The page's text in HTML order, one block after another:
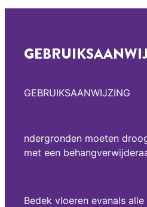
GEBRUIKSAANWIJZING
ndergronden moeten
met een
Bedek vloeren evanals